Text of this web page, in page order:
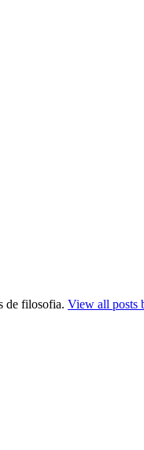
de filosofia. View all posts